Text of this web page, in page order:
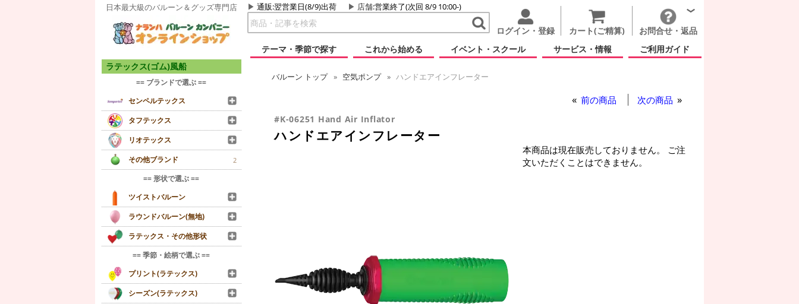
日本最大級のバルーン＆グッズ専門店 通販:翌営業日(8/9)出荷 店舗:営業終了(次回 8/9 10:00-)
ログイン・登録 カート(ご精算)
お問合せ・返品
テーマ・季節で探す
これから始める イベント・スクール サービス・情報 ご利用ガイド
ラテックス(ゴム)風船
== ブランドで選ぶ ==
センペルテックス
タフテックス
リオテックス
その他ブランド
2
== 形状で選ぶ ==
ツイストバルーン
ラウンドバルーン(無地)
ラテックス・その他形状
== 季節・絵柄で選ぶ ==
プリント(ラテックス)
シーズン(ラテックス)
バルーン トップ 空気ポンプ ハンドエアインフレーター
前の商品 次の商品
#K-06251 Hand Air Inflator
ハンドエアインフレーター
本商品は現在販売しておりません。 ご注
文いただくことはできません。